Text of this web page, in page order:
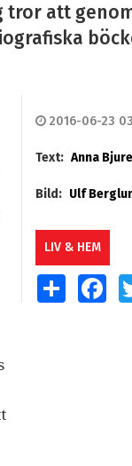
tror att
2016-06-23
Text: Anna
Bild: Ulf
LIV & HEM
SHARE